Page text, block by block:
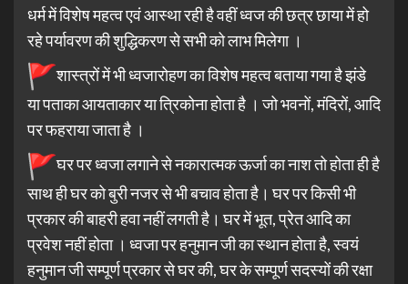
धर्म में विशेष महत्व एवं आस्था रही है वहीं ध्वज की छत्र छाया में हो
रहे पर्यावरण की शुद्धिकरण से सभी को लाभ मिलेगा ।
शास्त्रों में भी ध्वजारोहण का विशेष महत्व बताया गया है झंडे
या पताका आयताकार या त्रिकोना होता है । जो भवनों, मंदिरों, आदि
पर फहराया जाता है ।
घर पर ध्वजा लगाने से नकारात्मक ऊर्जा का नाश तो होता ही है
साथ ही घर को बुरी नजर से भी बचाव होता है। घर पर किसी भी
प्रकार की बाहरी हवा नहीं लगती है। घर में भूत, प्रेत आदि का
प्रवेश नहीं होता । ध्वजा पर हनुमान जी का स्थान होता है, स्वयं
हनुमान जी सम्पूर्ण प्रकार से घर की, घर के सम्पूर्ण सदस्यों की रक्षा